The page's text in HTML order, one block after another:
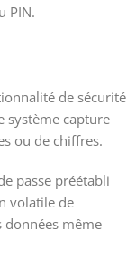
PIN.
de sécurité
système capture
ou de chiffres.
passe préétabli
volatile de
données même